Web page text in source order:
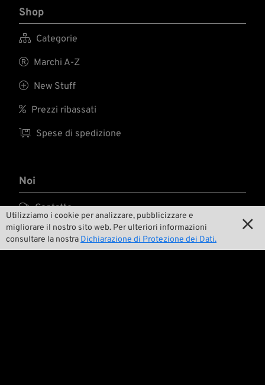
Utilizziamo i cookie per analizzare, pubblicizzare e
migliorare il nostro sito web. Per ulteriori informazioni
consultare la nostra Dichiarazione di Protezione dei Dati.

intendono senza
l’ingombro dei perni
filettati.
Shop
 Categorie
 Marchi A-Z
 New Stuff
 Prezzi ribassati
 Spese di spedizione
Noi
 Contatto
 Ambiente e sostenibilità